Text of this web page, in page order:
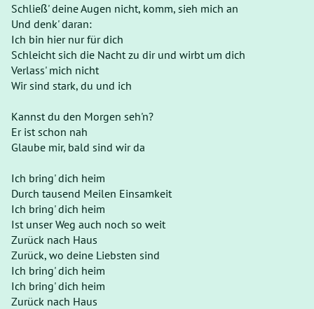
Schließ' deine Augen nicht, komm, sieh mich an
Und denk' daran:
Ich bin hier nur für dich
Schleicht sich die Nacht zu dir und wirbt um dich
Verlass' mich nicht
Wir sind stark, du und ich
Kannst du den Morgen seh'n?
Er ist schon nah
Glaube mir, bald sind wir da
Ich bring' dich heim
Durch tausend Meilen Einsamkeit
Ich bring' dich heim
Ist unser Weg auch noch so weit
Zurück nach Haus
Zurück, wo deine Liebsten sind
Ich bring' dich heim
Ich bring' dich heim
Zurück nach Haus